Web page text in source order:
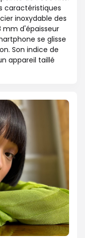
caractéristiques
inoxydable des
mm d'épaisseur
se glisse
Son indice de
appareil taillé